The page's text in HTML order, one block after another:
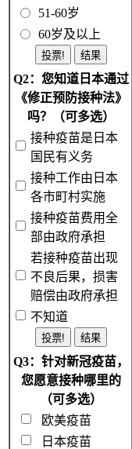
51-60岁
60岁及以上
Q2：您知道日本通过
《修正预防接种法》
吗？（可多选）
接种疫苗是日本
国民有义务
接种工作由日本
各市町村实施
接种疫苗费用全
部由政府承担
若接种疫苗出现
不良后果，损害
赔偿由政府承担
不知道
Q3：针对新冠疫苗，
您愿意接种哪里的
（可多选）
欧美疫苗
日本疫苗